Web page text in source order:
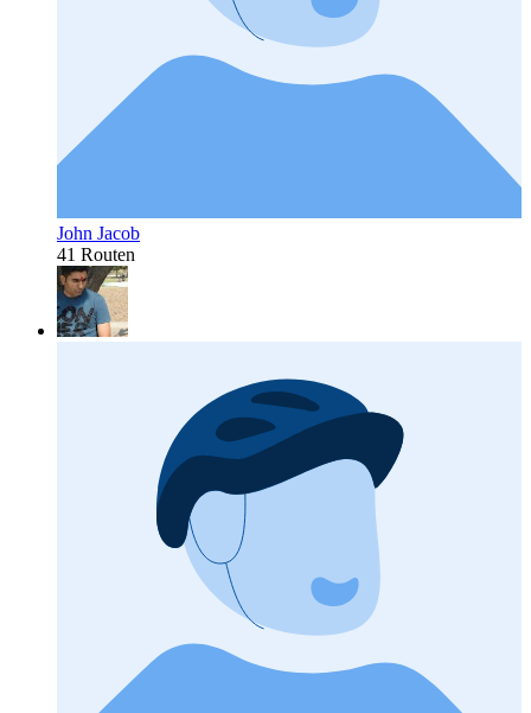
John Jacob
41 Routen